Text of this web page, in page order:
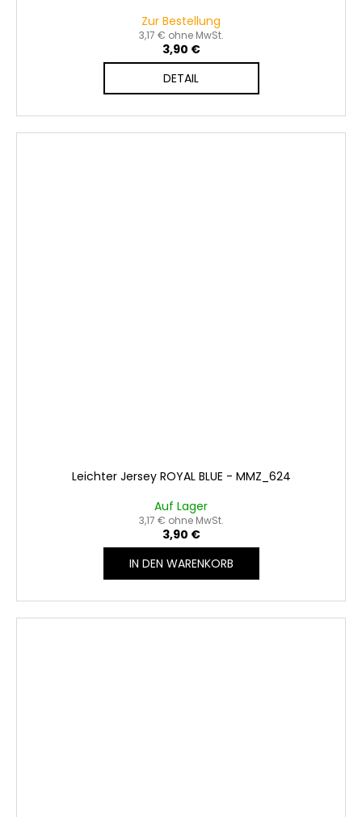
Zur Bestellung
3,17 € ohne MwSt.
3,90 €
DETAIL
Leichter Jersey ROYAL BLUE - MMZ_624
Auf Lager
3,17 € ohne MwSt.
3,90 €
IN DEN WARENKORB